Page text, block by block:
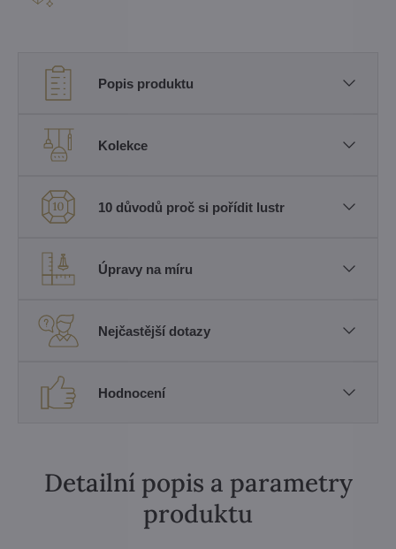
Popis produktu
Kolekce
10 důvodů proč si pořídit lustr
Úpravy na míru
Nejčastější dotazy
Hodnocení
Detailní popis a parametry
produktu